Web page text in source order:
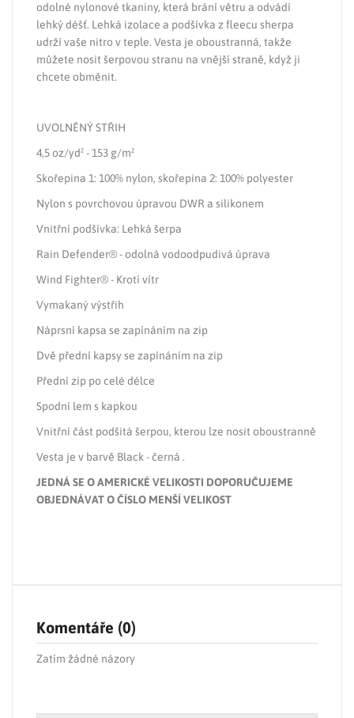
odolné nylonové tkaniny, která brání větru a odvádí
lehký déšť. Lehká izolace a podšívka z fleecu sherpa
udrží vaše nitro v teple. Vesta je oboustranná, takže
můžete nosit šerpovou stranu na vnější straně, když ji
chcete obměnit.
UVOLNĚNÝ STŘIH
4,5 oz/yd² - 153 g/m²
Skořepina 1: 100% nylon, skořepina 2: 100% polyester
Nylon s povrchovou úpravou DWR a silikonem
Vnitřní podšívka: Lehká šerpa
Rain Defender® - odolná vodoodpudivá úprava
Wind Fighter® - Krotí vítr
Vymakaný výstřih
Náprsní kapsa se zapínáním na zip
Dvě přední kapsy se zapínáním na zip
Přední zip po celé délce
Spodní lem s kapkou
Vnitřní část podšitá šerpou, kterou lze nosit oboustranně
Vesta je v barvě Black - černá .
JEDNÁ SE O AMERICKÉ VELIKOSTI DOPORUČUJEME
OBJEDNÁVAT O ČÍSLO MENŠÍ VELIKOST
Komentáře (0)
Zatím žádné názory